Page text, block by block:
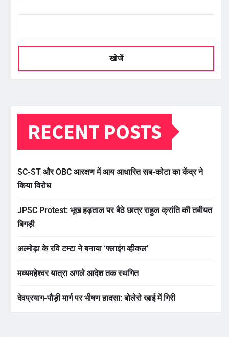
खोजें
RECENT POSTS
SC-ST और OBC आरक्षण में आय आधारित सब-कोटा का केंद्र ने
किया विरोध
JPSC Protest: भूख हड़ताल पर बैठे छात्र राहुल क्रांति की तबीयत
बिगड़ी
अल्मोड़ा के रवि टम्टा ने बनाया ‘फ्लाइंग व्हीकल’
मध्यमहेश्वर यात्रा अगले आदेश तक स्थगित
देवप्रयाग-पौड़ी मार्ग पर भीषण हादसा: बोलेरो खाई में गिरी